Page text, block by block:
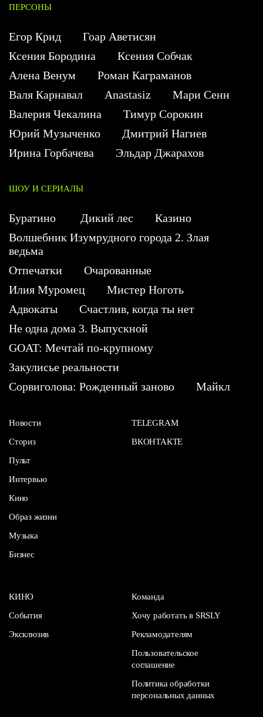
ПЕРСОНЫ
Егор Крид
Гоар Аветисян
Ксения Бородина
Ксения Собчак
Алена Венум
Роман Каграманов
Валя Карнавал
Anastasiz
Мари Сенн
Валерия Чекалина
Тимур Сорокин
Юрий Музыченко
Дмитрий Нагиев
Ирина Горбачева
Эльдар Джарахов
ШОУ И СЕРИАЛЫ
Буратино Дикий лес
Казино
Волшебник Изумрудного города 2. Злая
ведьма
Отпечатки
Очарованные
Илия Муромец
Мистер Ноготь
Адвокаты
Счастлив, когда ты нет
Не одна дома 3. Выпускной
GOAT: Мечтай по-крупному
Закулисье реальности
Сорвиголова: Рожденный заново
Майкл
Новости
Сториз
Пульт
Интервью
Кино
Образ жизни
Музыка
Бизнес
TELEGRAM
ВКОНТАКТЕ
КИНО
События
Эксклюзив
Команда
Хочу работать в SRSLY
Рекламодателям
Пользовательское
соглашение
Политика обработки
персональных данных